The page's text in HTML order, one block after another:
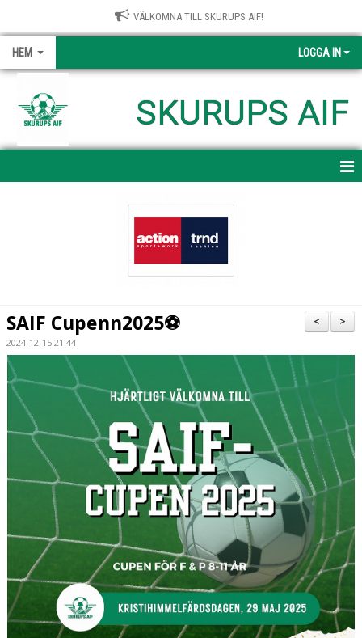
VÄLKOMNA TILL SKURUPS AIF!
HEM LOGGA IN
SKURUPS AIF
DOKUMENT
KALENDER
MEDLEM I SKURUPS AIF
SAMARBETSPARTNERS
WEBBSHOP
BILDGALLERI
>
<
SAIF Cupenn2025⚽️
2024-12-15 21:44